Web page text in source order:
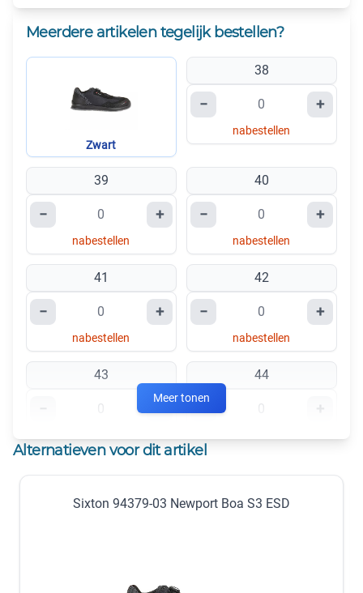
Meerdere artikelen tegelijk bestellen?
Zwart
38
− +
nabestellen
39
− +
nabestellen
40
− +
nabestellen
41
− +
nabestellen
42
− +
nabestellen
43 44
+
45
+
46
−
Meer tonen
Alternatieven voor dit artikel
Sixton 94379-03 Newport Boa S3 ESD